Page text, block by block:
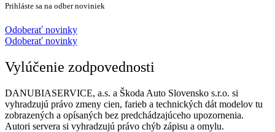
Prihláste sa na odber noviniek
Odoberať novinky
Odoberať novinky
Vylúčenie zodpovednosti
DANUBIASERVICE, a.s. a Škoda Auto Slovensko s.r.o. si
vyhradzujú právo zmeny cien, farieb a technických dát modelov tu
zobrazených a opísaných bez predchádzajúceho upozornenia.
Autori servera si vyhradzujú právo chýb zápisu a omylu.